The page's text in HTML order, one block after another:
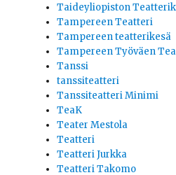
Taideyliopiston
Tampereen Teatteri
Tampereen teatterikesä
Tampereen Työväen
Tanssi
tanssiteatteri
Tanssiteatteri Minimi
TeaK
Teater Mestola
Teatteri
Teatteri Jurkka
Teatteri Takomo